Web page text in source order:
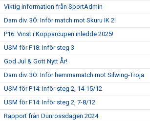
Viktig information från SportAdmin
Dam div. 3Ö: Inför match mot Skuru IK 2!
P16: Vinst i Kopparcupen inledde 2025!
USM för F18: Inför steg 3
God Jul & Gott Nytt År!
Dam div. 3Ö: Inför hemmamatch mot Silwing-Troja
USM för P14: Inför steg 2, 14-15/12
USM för F14: Inför steg 2, 7-8/12
Rapport från Dunrossdagen 2024